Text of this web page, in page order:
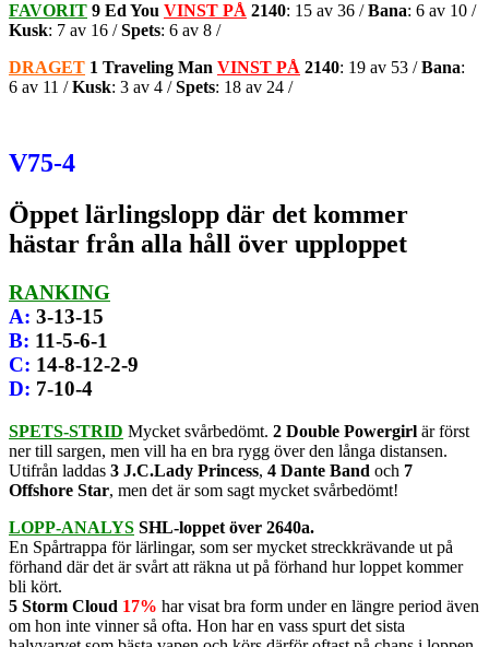
FAVORIT 9 Ed You VINST PÅ 2140: 15 av 36 /Bana: 6 av 10 /
Kusk: 7 av 16 /Spets: 6 av 8 /
DRAGET 1 Traveling Man VINST PÅ 2140: 19 av 53 /Bana:
6 av 11 /Kusk: 3 av 4 /Spets: 18 av 24 /
V75-4
Öppet lärlingslopp där det kommer
hästar från alla håll över upploppet
RANKING
A: 3-13-15
B: 11-5-6-1
C: 14-8-12-2-9
D: 7-10-4
SPETS-STRID Mycket svårbedömt. 2 Double Powergirl är först
ner till sargen, men vill ha en bra rygg över den långa distansen.
Utifrån laddas 3 J.C.Lady Princess, 4 Dante Band och 7
Offshore Star, men det är som sagt mycket svårbedömt!
LOPP-ANALYS SHL-loppet över 2640a.
En Spårtrappa för lärlingar, som ser mycket streckkrävande ut på
förhand där det är svårt att räkna ut på förhand hur loppet kommer
bli kört.
5 Storm Cloud 17% har visat bra form under en längre period även
om hon inte vinner så ofta. Hon har en vass spurt det sista